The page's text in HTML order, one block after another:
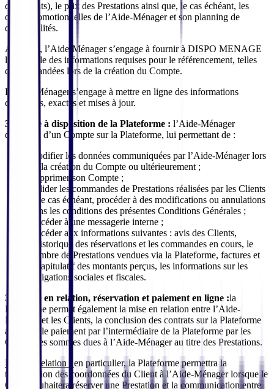
des Clients), le prix des Prestations ainsi que, le cas échéant, les
offres promotionnelles de l’Aide-Ménager et son planning de
disponibilités.
A ce titre, l’Aide-Ménager s’engage à fournir à DISPO MENAGE
l’ensemble des informations requises pour le référencement, telles
que demandées lors de la création du Compte.
L’Aide-Ménager s’engage à mettre en ligne des informations
complètes, exactes et mises à jour.
3.2. Mise à disposition de la Plateforme : l’Aide-Ménager
disposera d’un Compte sur la Plateforme, lui permettant de :
Modifier les données communiquées par l’Aide-Ménager lors
de la création du Compte ou ultérieurement ;
Supprimer son Compte ;
Valider les commandes de Prestations réalisées par les Clients
et le cas échéant, procéder à des modifications ou annulations
dans les conditions des présentes Conditions Générales ;
Accéder à une messagerie interne ;
Accéder aux informations suivantes : avis des Clients,
l’historique des réservations et les commandes en cours, le
nombre de Prestations vendues via la Plateforme, factures et
récapitulatif des montants perçus, les informations sur les
obligations sociales et fiscales.
3.3. Mise en relation, réservation et paiement en ligne :la
Plateforme permet également la mise en relation entre l’Aide-
Ménager et les Clients, la conclusion des contrats sur la Plateforme
ainsi que le paiement par l’intermédiaire de la Plateforme par les
Clients des sommes dues à l’Aide-Ménager au titre des Prestations.
Mise en relation : en particulier, la Plateforme permettra la
transmission des coordonnées du Client à l’Aide-Ménager lorsque le
Client souhaitera réserver une Prestation et la communication entre